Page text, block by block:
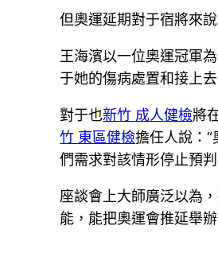
但奧運延期對于宿將來
王海濱以一位奧運冠軍
于她的傷病處置和接上
對于也新竹 成人健檢將
竹 東區健檢擔任人說：
們需求對該情形停止預
座談會上大師廣泛以為
能，能把奧運會推延舉